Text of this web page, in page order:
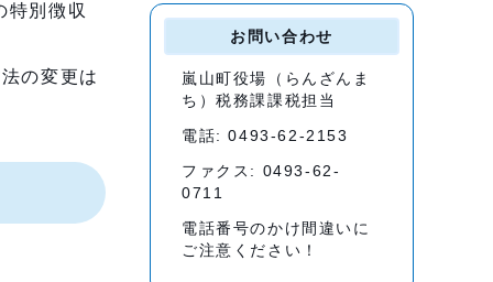
特別徴収
の変更は
お問い合わせ
嵐山町役場（らんざんま
ち）税務課課税担当
電話: 0493-62-2153
ファクス: 0493-62-
0711
電話番号のかけ間違いに
ご注意ください！